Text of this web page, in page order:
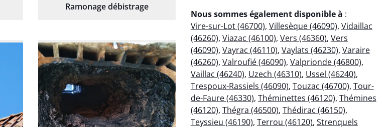
Ramonage débistrage
Nous sommes également disponible à :
Vire-sur-Lot (46700), Villesèque (46090), Vidaillac
(46260), Viazac (46100), Vers (46360), Vers
(46090), Vayrac (46110), Vaylats (46230), Varaire
(46260), Valroufié (46090), Valprionde (46800),
Vaillac (46240), Uzech (46310), Ussel (46240),
Trespoux-Rassiels (46090), Touzac (46700), Tour-
de-Faure (46330), Théminettes (46120), Thémines
(46120), Thégra (46500), Thédirac (46150),
Teyssieu (46190), Terrou (46120), Strenquels